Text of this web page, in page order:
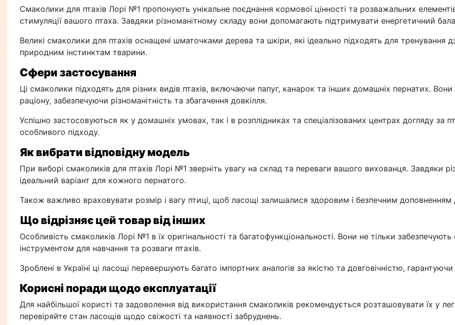
Смаколики для птахів Лорі №1 пропонують унікальне поєднання кормової цінності та розважальних
стимуляції вашого птаха. Завдяки різноманітному складу вони допомагають підтримувати енергетичний
Великі смаколики для птахів оснащені шматочками дерева та шкіри, які ідеально підходять для
природним інстинктам тварини.
Сфери застосування
Ці смаколики підходять для різних видів птахів, включаючи папуг, канарок та інших домашніх пернатих.
раціону, забезпечуючи різноманітність та збагачення довкілля.
Успішно застосовуються як у домашніх умовах, так і в розплідниках та спеціалізованих центрах догляду за
особливого підходу.
Як вибрати відповідну модель
При виборі смаколиків для птахів Лорі №1 зверніть увагу на склад та переваги вашого вихованця. Завдяки
ідеальний варіант для кожного пернатого.
Також важливо враховувати розмір і вагу птиці, щоб ласощі залишалися здоровим і безпечним доповненням
Що відрізняє цей товар від інших
Особливість смаколиків Лорі №1 в їх оригінальності та багатофункціональності. Вони не тільки
інструментом для навчання та розваги птахів.
Зроблені в Україні ці ласощі перевершують багато імпортних аналогів за якістю та довговічністю,
Корисні поради щодо експлуатації
Для найбільшої користі та задоволення від використання смаколиків рекомендується розташовувати їх у
перевіряйте стан ласощів щодо свіжості та наявності забруднень.